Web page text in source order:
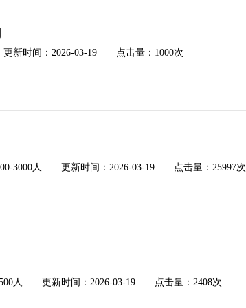
时间：2026-03-19 点击量：1000次
3000人 更新时间：2026-03-19 点击量：25997次
人 更新时间：2026-03-19 点击量：2408次